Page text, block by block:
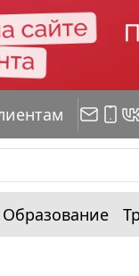
Образование